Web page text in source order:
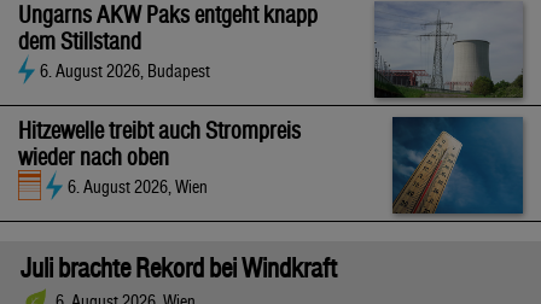
Ungarns AKW Paks entgeht knapp
dem Stillstand
6. August 2026, Budapest
Hitzewelle treibt auch Strompreis
wieder nach oben
6. August 2026, Wien
Juli brachte Rekord bei Windkraft